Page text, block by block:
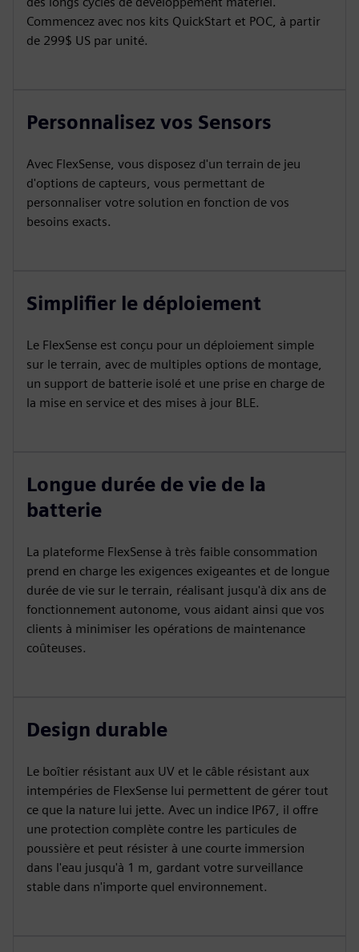
Commencez avec nos kits QuickStart et POC, à partir
de 299$ US par unité.
Personnalisez vos Sensors
Avec FlexSense, vous disposez d'un terrain de jeu
d'options de capteurs, vous permettant de
personnaliser votre solution en fonction de vos
besoins exacts.
Simplifier le déploiement
Le FlexSense est conçu pour un déploiement simple
sur le terrain, avec de multiples options de montage,
un support de batterie isolé et une prise en charge de
la mise en service et des mises à jour BLE.
Longue durée de vie de la
batterie
La plateforme FlexSense à très faible consommation
prend en charge les exigences exigeantes et de longue
durée de vie sur le terrain, réalisant jusqu'à dix ans de
fonctionnement autonome, vous aidant ainsi que vos
clients à minimiser les opérations de maintenance
coûteuses.
Design durable
Le boîtier résistant aux UV et le câble résistant aux
intempéries de FlexSense lui permettent de gérer tout
ce que la nature lui jette. Avec un indice IP67, il offre
une protection complète contre les particules de
poussière et peut résister à une courte immersion
dans l'eau jusqu'à 1 m, gardant votre surveillance
stable dans n'importe quel environnement.